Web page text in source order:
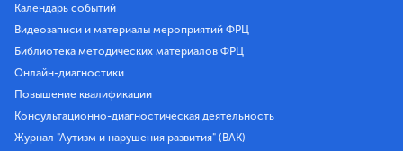
Календарь событий
Видеозаписи и материалы мероприятий ФРЦ
Библиотека методических материалов ФРЦ
Онлайн-диагностики
Повышение квалификации
Консультационно-диагностическая деятельность
Журнал "Аутизм и нарушения развития" (ВАК)